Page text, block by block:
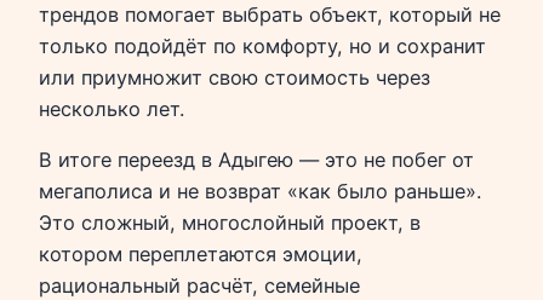
трендов помогает выбрать объект, который не
только подойдёт по комфорту, но и сохранит
или приумножит свою стоимость через
несколько лет.
В итоге переезд в Адыгею — это не побег от
мегаполиса и не возврат «как было раньше».
Это сложный, многослойный проект, в
котором переплетаются эмоции,
рациональный расчёт, семейные